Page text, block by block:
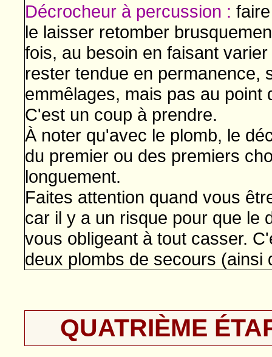
Décrocheur à percussion :
le laisser retomber
fois, au besoin en faisant
rester tendue en permanence,
emmêlages, mais pas au
C'est un coup à prendre.
À noter qu'avec le plomb, le
du premier ou des premiers
longuement.
Faites attention quand vous
car il y a un risque pour que le
vous obligeant à tout casser.
deux plombs de secours (ainsi
QUATRIÈME